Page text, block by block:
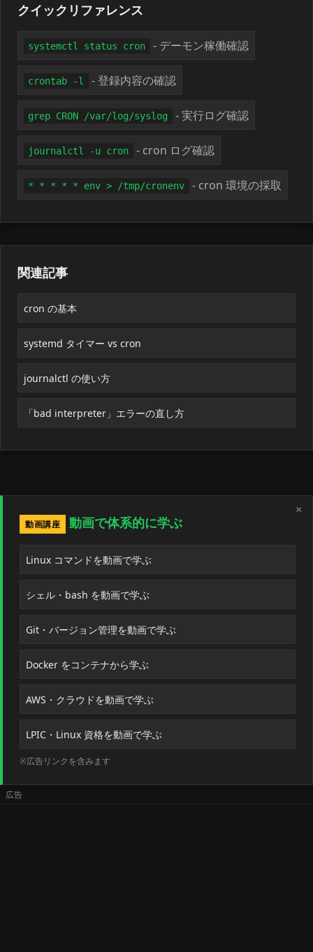
クイックリファレンス
systemctl status cron - デーモン稼働確認
crontab -l - 登録内容の確認
grep CRON /var/log/syslog - 実行ログ確認
journalctl -u cron - cron ログ確認
* * * * * env > /tmp/cronenv - cron 環境の採取
関連記事
cron の基本
systemd タイマー vs cron
journalctl の使い方
「bad interpreter」エラーの直し方
×
動画講座
動画で体系的に学ぶ
Linux コマンドを動画で学ぶ
シェル・bash を動画で学ぶ
Git・バージョン管理を動画で学ぶ
Docker をコンテナから学ぶ
AWS・クラウドを動画で学ぶ
LPIC・Linux 資格を動画で学ぶ
※広告リンクを含みます